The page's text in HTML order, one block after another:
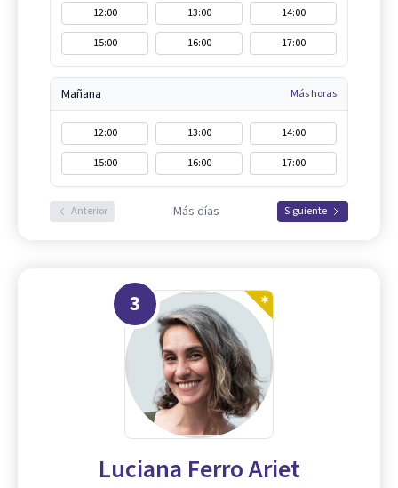
12:00 13:00
14:00
15:00
16:00 17:00
Mañana Más horas
12:00 13:00
14:00
15:00
16:00 17:00
Anterior Más días Siguiente
3
Luciana Ferro Ariet